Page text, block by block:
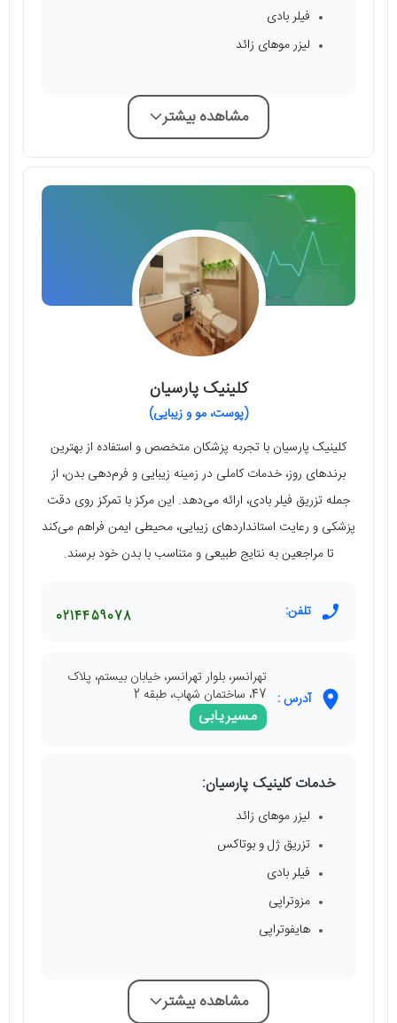
فیلر بادی
لیزر موهای زائد
مشاهده بیشتر
کلینیک پارسیان
(پوست، مو و زیبایی)
کلینیک پارسیان با تجربه پزشکان متخصص و استفاده از بهترین
برندهای روز، خدمات کاملی در زمینه زیبایی و فرم‌دهی بدن، از
جمله تزریق فیلر بادی، ارائه می‌دهد. این مرکز با تمرکز روی دقت
پزشکی و رعایت استانداردهای زیبایی، محیطی ایمن فراهم می‌کند
تا مراجعین به نتایج طبیعی و متناسب با بدن خود برسند.
تلفن: 0214459078
آدرس :
تهرانسر، بلوار تهرانسر، خیابان بیستم، پلاک
47، ساختمان شهاب، طبقه 2
مسیریابی
خدمات کلینیک پارسیان:
لیزر موهای زائد
تزریق ژل و بوتاکس
فیلر بادی
مزوتراپی
هایفوتراپی
مشاهده بیشتر